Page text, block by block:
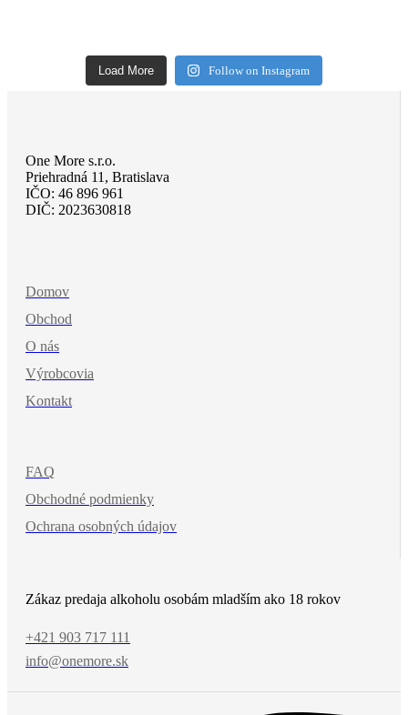
Load More Follow on Instagram
One More s.r.o.
Priehradná 11, Bratislava
IČO: 46 896 961
DIČ: 2023630818
Domov
Obchod
O nás
Výrobcovia
Kontakt
FAQ
Obchodné podmienky
Ochrana osobných údajov
Zákaz predaja alkoholu osobám mladším ako 18 rokov
+421 903 717 111
info@onemore.sk